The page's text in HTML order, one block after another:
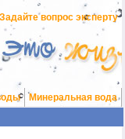
Задайте вопрос эксперту
Минеральная вода